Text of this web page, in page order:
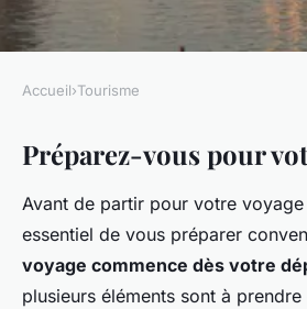
Quelles sont les
recommandations
croisière sur le Nil
dahabieh?
Accueil›Tourisme
Préparez-vous pour
Avant de partir pour votre
essentiel de vous préparer
voyage commence dès votre
plusieurs éléments sont à